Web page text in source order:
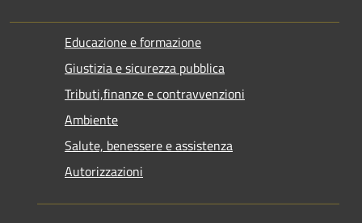
Educazione e formazione
Giustizia e sicurezza pubblica
Tributi,finanze e contravvenzioni
Ambiente
Salute, benessere e assistenza
Autorizzazioni